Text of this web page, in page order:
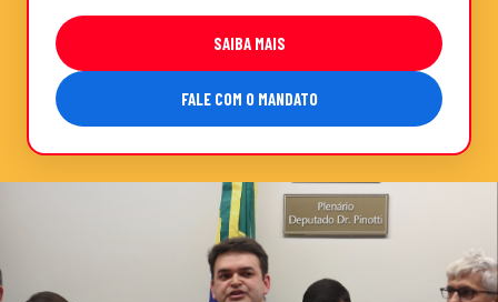
SAIBA MAIS
FALE COM O MANDATO